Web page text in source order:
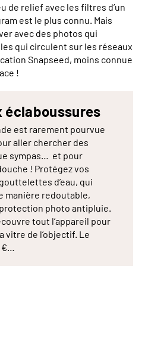
de relief avec les filtres d’un
est le plus connu. Mais
avec des photos qui
qui circulent sur les réseaux
Snapseed, moins connue
!
éclaboussures
est rarement pourvue
aller chercher des
sympas… et pour
! Protégez vos
d’eau, qui
manière redoutable,
photo antipluie.
tout l’appareil pour
vitre de l’objectif. Le